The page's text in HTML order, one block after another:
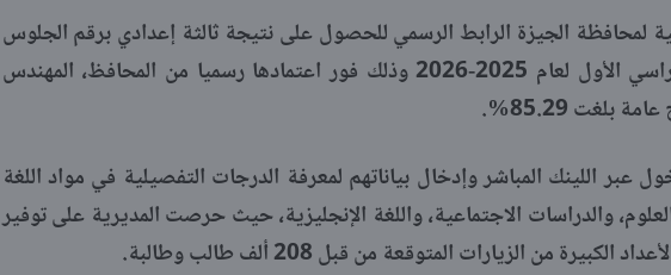
لمحافظة الجيزة الرابط الرسمي للحصول على نتيجة ثالثة إعدادي برقم الجلوس
والاسم، عن الفصل الدراسي الأول لعام 2025-2026 وذلك فور اعتمادها رسميا من المحافظ، المهندس
بلغت 85.29%.
عبر اللينك المباشر وإدخال بياناتهم لمعرفة الدرجات التفصيلية في مواد اللغة
والدراسات الاجتماعية، واللغة الإنجليزية، حيث حرصت المديرية على توفير
من الزيارات المتوقعة من قبل 208 ألف طالب وطالبة.